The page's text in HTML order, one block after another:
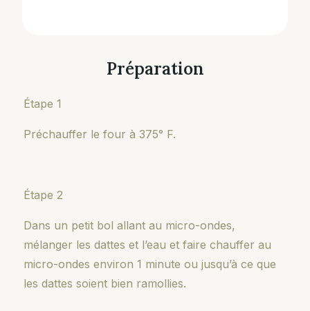
Préparation
Étape 1
Préchauffer le four à 375° F.
Étape 2
Dans un petit bol allant au micro-ondes,
mélanger les dattes et l’eau et faire chauffer au
micro-ondes environ 1 minute ou jusqu’à ce que
les dattes soient bien ramollies.